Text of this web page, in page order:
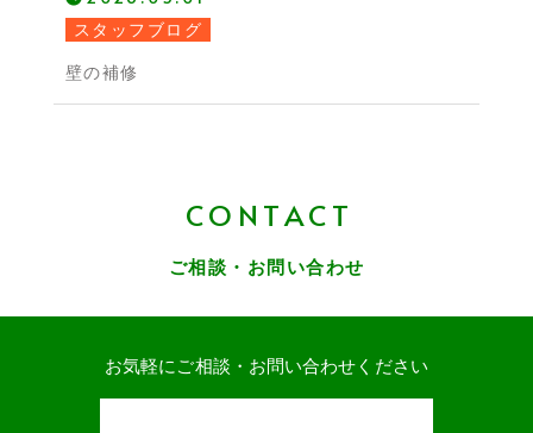
スタッフブログ
壁の補修
CONTACT
ご相談・お問い合わせ
お気軽にご相談・お問い合わせください